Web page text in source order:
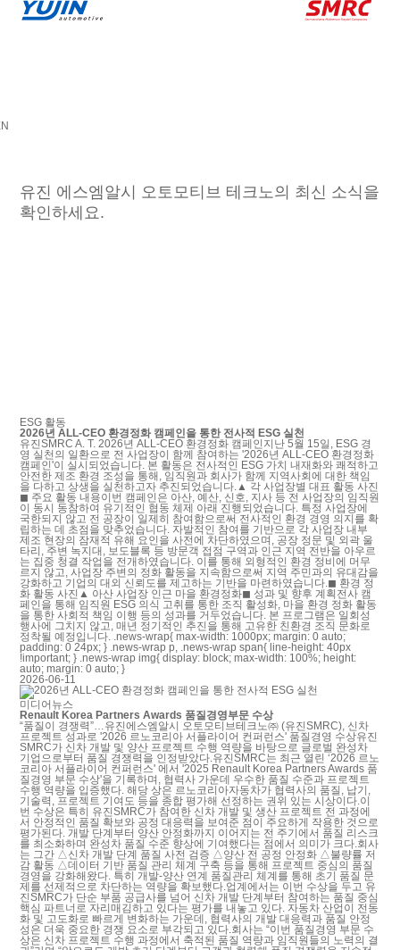
유진 에스엠알시 오토모티브 테크노의 최신 소식을
확인하세요.
ESG 활동
2026년 ALL-CEO 환경정화 캠페인을 통한 전사적 ESG 실천
유진SMRC A. T. 2026년 ALL-CEO 환경정화 캠페인지난 5월 15일, ESG 경
영 실천의 일환으로 전 사업장이 함께 참여하는 '2026년 ALL-CEO 환경정화
캠페인'이 실시되었습니다. 본 활동은 전사적인 ESG 가치 내재화와 쾌적하고
안전한 제조 환경 조성을 통해, 임직원과 회사가 함께 지역사회에 대한 책임
을 다하고 상생을 실천하고자 추진되었습니다.▲ 각 사업장별 대표 활동 사진
◼ 주요 활동 내용이번 캠페인은 아산, 예산, 신호, 지사 등 전 사업장의 임직원
이 동시 동참하여 유기적인 협동 체제 아래 진행되었습니다. 특정 사업장에
국한되지 않고 전 공장이 일제히 참여함으로써 전사적인 환경 경영 의지를 확
립하는 데 초점을 맞추었습니다. 자발적인 참여를 기반으로 각 사업장 내부
제조 현장의 잠재적 유해 요인을 사전에 차단하였으며, 공장 정문 및 외곽 울
타리, 주변 녹지대, 보도블록 등 방문객 접점 구역과 인근 지역 전반을 아우르
는 집중 청결 작업을 전개하였습니다. 이를 통해 외형적인 환경 정비에 머무
르지 않고, 사업장 주변의 정화 활동을 지속함으로써 지역 주민과의 유대감을
강화하고 기업의 대외 신뢰도를 제고하는 기반을 마련하였습니다.◼ 환경 정
화 활동 사진▲ 아산 사업장 인근 마을 환경정화◼ 성과 및 향후 계획전사 캠
페인을 통해 임직원 ESG 의식 고취를 통한 조직 활성화, 마을 환경 정화 활동
을 통한 사회적 책임 이행 등의 성과를 거두었습니다. 본 프로그램은 일회성
행사에 그치지 않고, 매년 정기적인 추진을 통해 고유한 친환경 조직 문화로
정착될 예정입니다. .news-wrap{ max-width: 1000px; margin: 0 auto;
padding: 0 24px; } .news-wrap p, .news-wrap span{ line-height: 40px
!important; } .news-wrap img{ display: block; max-width: 100%; height:
auto; margin: 0 auto; }
2026-06-11
미디어뉴스
Renault Korea Partners Awards 품질경영부문 수상
“품질이 경쟁력”…유진에스엠알시 오토모티브테크노㈜ (유진SMRC), 신차
프로젝트 성과로 '2026 르노코리아 서플라이어 컨퍼런스' 품질경영 수상유진
SMRC가 신차 개발 및 양산 프로젝트 수행 역량을 바탕으로 글로벌 완성차
기업으로부터 품질 경쟁력을 인정받았다.유진SMRC는 최근 열린 ‘2026 르노
코리아 서플라이어 컨퍼런스' 에서 '2025 Renault Korea Partners Awards 품
질경영 부문 수상'을 기록하며, 협력사 가운데 우수한 품질 수준과 프로젝트
수행 역량을 입증했다. 해당 상은 르노코리아자동차가 협력사의 품질, 납기,
기술력, 프로젝트 기여도 등을 종합 평가해 선정하는 권위 있는 시상이다.이
번 수상은 특히 유진SMRC가 참여한 신차 개발 및 생산 프로젝트 전 과정에
서 안정적인 품질 확보와 공정 대응력을 보여준 점이 주요하게 작용한 것으로
평가된다. 개발 단계부터 양산 안정화까지 이어지는 전 주기에서 품질 리스크
를 최소화하며 완성차 품질 수준 향상에 기여했다는 점에서 의미가 크다.회사
는 그간 △신차 개발 단계 품질 사전 검증 △양산 전 공정 안정화 △불량률 저
감 활동 △데이터 기반 품질 관리 체계 구축 등을 통해 프로젝트 중심의 품질
경영을 강화해왔다. 특히 개발-양산 연계 품질관리 체계를 통해 초기 품질 문
제를 선제적으로 차단하는 역량을 확보했다.업계에서는 이번 수상을 두고 유
진SMRC가 단순 부품 공급사를 넘어 신차 개발 단계부터 참여하는 품질 중심
핵심 파트너로 자리매김하고 있다는 평가를 내놓고 있다. 자동차 산업이 전동
화 및 고도화로 빠르게 변화하는 가운데, 협력사의 개발 대응력과 품질 안정
성은 더욱 중요한 경쟁 요소로 부각되고 있다.회사는 “이번 품질경영 부문 수
상은 신차 프로젝트 수행 과정에서 축적된 품질 역량과 임직원들의 노력의 결